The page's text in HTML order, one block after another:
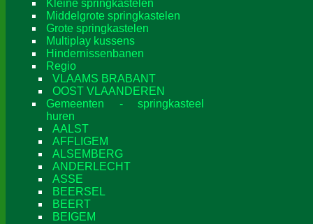
Kleine springkastelen
Middelgrote springkastelen
Grote springkastelen
Multiplay kussens
Hindernissenbanen
Regio
VLAAMS BRABANT
OOST VLAANDEREN
Gemeenten - springkasteel
huren
AALST
AFFLIGEM
ALSEMBERG
ANDERLECHT
ASSE
BEERSEL
BEERT
BEIGEM